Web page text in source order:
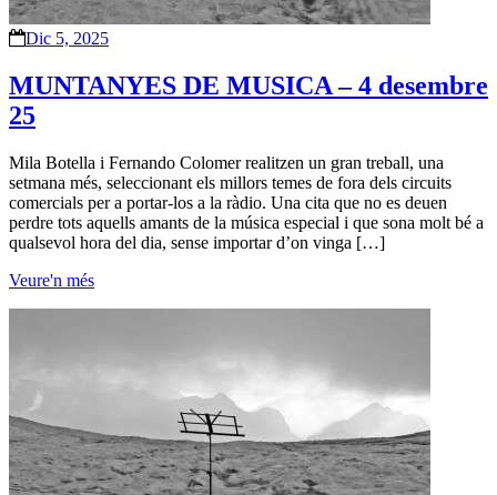
Dic 5, 2025
MUNTANYES DE MUSICA – 4 desembre
25
Mila Botella i Fernando Colomer realitzen un gran treball, una
setmana més, seleccionant els millors temes de fora dels circuits
comercials per a portar-los a la ràdio. Una cita que no es deuen
perdre tots aquells amants de la música especial i que sona molt bé a
qualsevol hora del dia, sense importar d’on vinga […]
Veure'n més